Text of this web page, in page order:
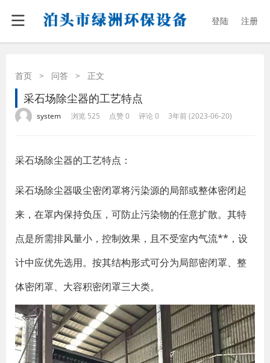
登陆 注册
首页 > 问答 > 正文
采石场除尘器的工艺特点
system 浏览 525 点赞 0 评论 0 3年前 (2023-06-20)
采石场除尘器的工艺特点：
采石场除尘器吸尘密闭罩将污染源的局部或整体密闭起
来，在罩内保持负压，可防止污染物的任意扩散。其特
点是所需排风量小，控制效果，且不受室内气流**，设
计中应优先选用。按其结构形式可分为局部密闭罩、整
体密闭罩、大容积密闭罩三大类。